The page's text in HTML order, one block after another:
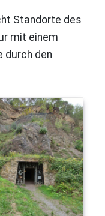
Standorte des
mit einem
durch den